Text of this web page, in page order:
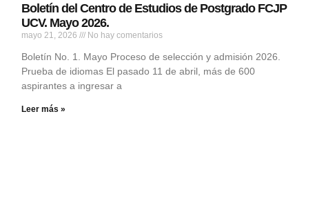
Boletín del Centro de Estudios de Postgrado FCJP
UCV. Mayo 2026.
mayo 21, 2026 No hay comentarios
Boletín No. 1. Mayo Proceso de selección y admisión 2026.
Prueba de idiomas El pasado 11 de abril, más de 600
aspirantes a ingresar a
Leer más »